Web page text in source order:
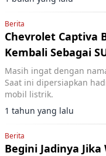
Berita
Chevrolet Captiva
Kembali Sebagai
Masih ingat dengan
Saat ini dipersiapkan
mobil listrik.
1 tahun yang lalu
Berita
Begini Jadinya